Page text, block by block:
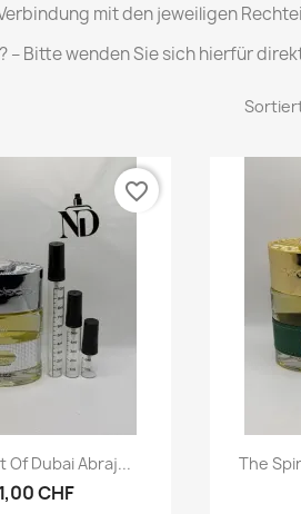
mit den jeweiligen
– Bitte wenden Sie sich hierfür
Vorschau
Of Dubai Abraj...
CHF
favorite_border
The